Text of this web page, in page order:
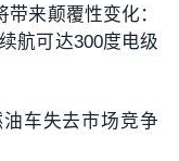
来颠覆性变化：
航可达300度电级
车失去市场竞争